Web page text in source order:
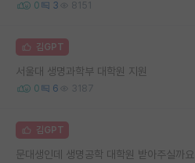
0 3 8151
김GPT
서울대 생명과학부 대학원 지원
0 6 3187
김GPT
문대생인데 생명공학 대학원 받아주실까요